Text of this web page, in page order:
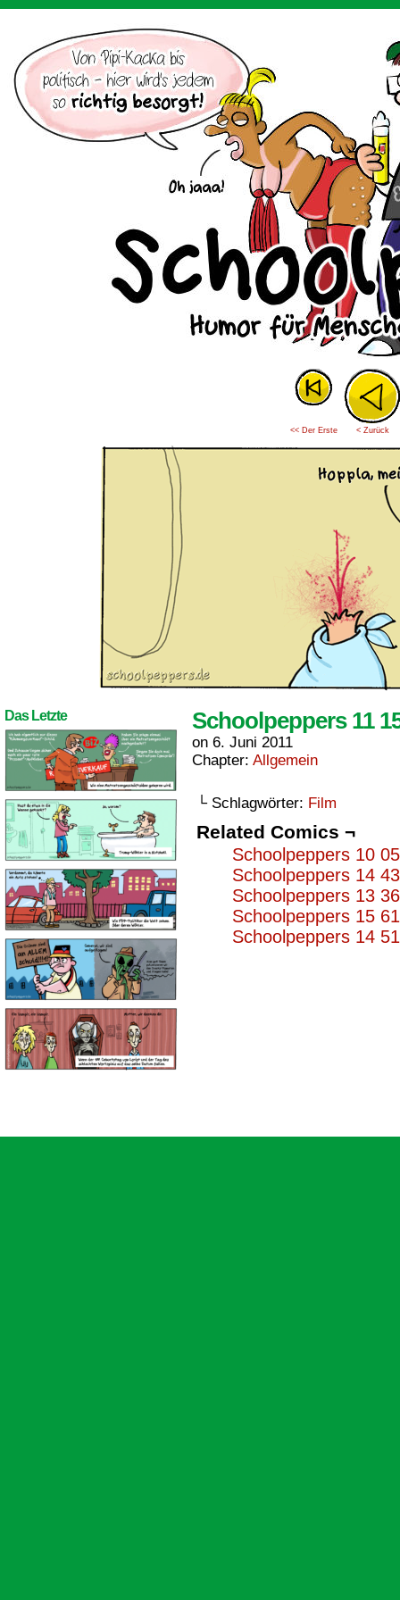
<< Der Erste < Zurück
Das Letzte Schoolpeppers 11
on 6. Juni 2011
Chapter: Allgemein
└ Schlagwörter: Film
Related Comics ¬
Schoolpeppers 10
Schoolpeppers 14
Schoolpeppers 13
Schoolpeppers 15
Schoolpeppers 14